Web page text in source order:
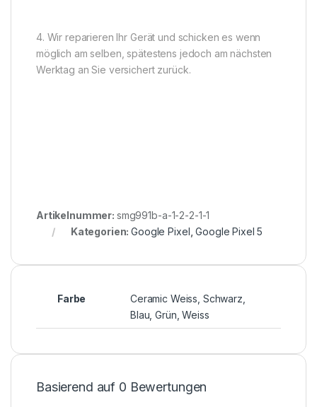
4. Wir reparieren Ihr Gerät und schicken es wenn
möglich am selben, spätestens jedoch am nächsten
Werktag an Sie versichert zurück.
Artikelnummer: smg991b-a-1-2-2-1-1
Kategorien:Google Pixel ,Google Pixel 5
Farbe
Ceramic Weiss, Schwarz,
Blau, Grün, Weiss
Basierend auf 0 Bewertungen